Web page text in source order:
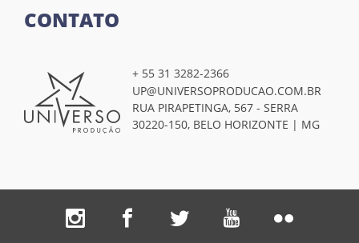
CONTATO
+ 55 31 3282-2366
UP@UNIVERSOPRODUCAO.COM.BR
RUA PIRAPETINGA, 567 - SERRA
30220-150, BELO HORIZONTE | MG